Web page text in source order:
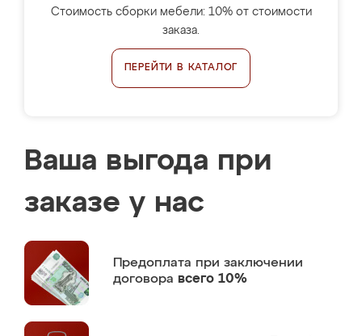
Стоимость сборки мебели: 10% от стоимости
заказа.
ПЕРЕЙТИ В КАТАЛОГ
Ваша выгода при
заказе у нас
Предоплата при заключении
договора всего 10%